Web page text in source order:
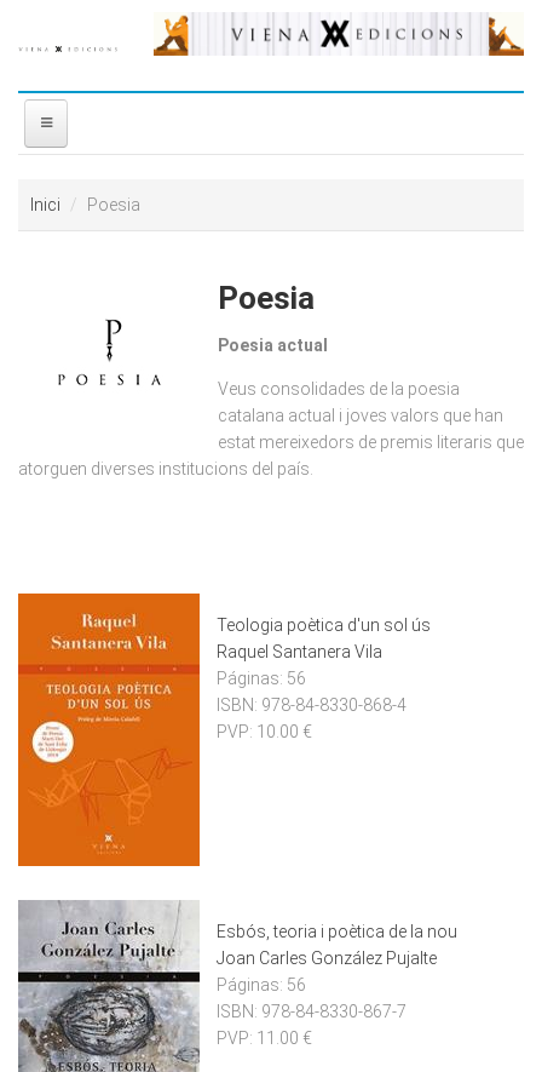
PREMIS
Inici Poesia
Poesia
Poesia actual
Veus consolidades de la poesia
catalana actual i joves valors que han
estat mereixedors de premis literaris que
atorguen diverses institucions del país.
Teologia poètica d'un sol ús
Raquel Santanera Vila
Páginas: 56
ISBN: 978-84-8330-868-4
PVP: 10.00 €
Esbós, teoria i poètica de la nou
Joan Carles González Pujalte
Páginas: 56
ISBN: 978-84-8330-867-7
PVP: 11.00 €